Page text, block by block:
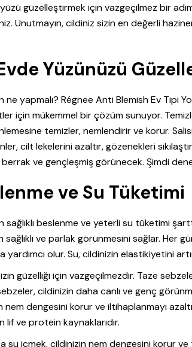
güzelleştirmek için vazgeçilmez bir
Unutmayın, cildiniz sizin en değerli
Yüzünüzü
yapmalı? Régnee Anti Blemish Ev Tipi
için mükemmel bir çözüm sunuyor.
temizler, nemlendirir ve korur.
cilt lekelerini azaltır, gözenekleri
ve gençleşmiş görünecek. Şimdi
ve Su Tüketimi
sağlıklı beslenme ve yeterli su tüketimi
ve parlak görünmesini sağlar. Her
yardımcı olur. Su, cildinizin elastikiyetini
güzelliği için vazgeçilmezdir. Taze
cildinizin daha canlı ve genç
nem dengesini korur ve iltihaplanmayı
lif ve protein kaynaklarıdır.
içmek, cildinizin nem dengesini korur ve